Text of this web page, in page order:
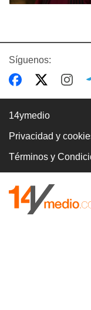
Síguenos:
14ymedio
Privacidad y
Términos y